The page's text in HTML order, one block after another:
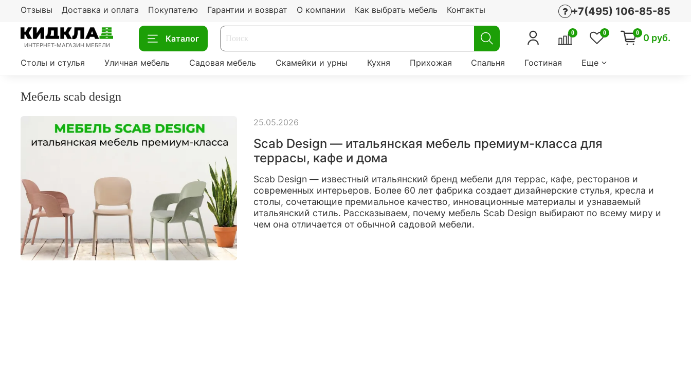
Отзывы Доставка и оплата Покупателю Гарантии и возврат О компании Как выбрать мебель Контакты +7(495) 106-85-85
ИНТЕРНЕТ-МАГАЗИН МЕБЕЛИ
Каталог
0 0 0 0 руб.
Столы и стулья Уличная мебель Садовая мебель Скамейки и урны Кухня Прихожая Спальня Гостиная Еще
мебель scab design
Scab Design — итальянская мебель премиум-класса для
террасы, кафе и дома
Scab Design — известный итальянский бренд мебели для террас, кафе, ресторанов и
современных интерьеров. Более 60 лет фабрика создает дизайнерские стулья, кресла и
столы, сочетающие премиальное качество, инновационные материалы и узнаваемый
итальянский стиль. Рассказываем, почему мебель Scab Design выбирают по всему миру и
чем она отличается от обычной садовой мебели.
25.05.2026